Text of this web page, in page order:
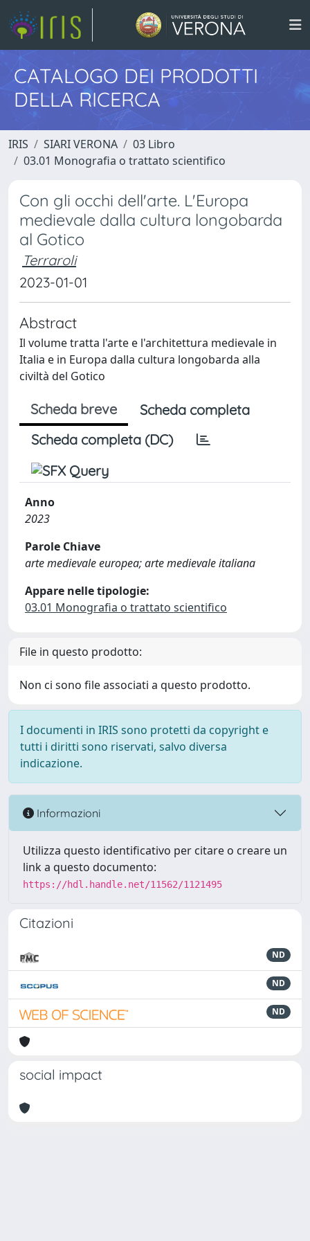
CATALOGO DEI PRODOTTI
DELLA RICERCA
IRIS SIARI VERONA
03 Libro
03.01 Monografia o trattato scientifico
Con gli occhi dell'arte. L'Europa
medievale dalla cultura longobarda
al Gotico
Terraroli
2023-01-01
Abstract
Il volume tratta l'arte e l'architettura medievale in
Italia e in Europa dalla cultura longobarda alla
civiltà del Gotico
Scheda breve
Scheda completa
Scheda completa (DC)
Anno
2023
Parole Chiave
arte medievale europea; arte medievale italiana
Appare nelle tipologie:
03.01 Monografia o trattato scientifico
File in questo prodotto:
Non ci sono file associati a questo prodotto.
I documenti in IRIS sono protetti da copyright e
tutti i diritti sono riservati, salvo diversa
indicazione.
Informazioni
Utilizza questo identificativo per citare o creare un
link a questo documento:
https://hdl.handle.net/11562/1121495
Citazioni
ND
ND
ND
social impact